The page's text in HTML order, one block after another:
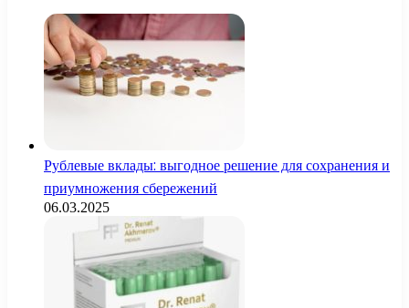
Рублевые вклады: выгодное решение для сохранения и
приумножения сбережений
06.03.2025